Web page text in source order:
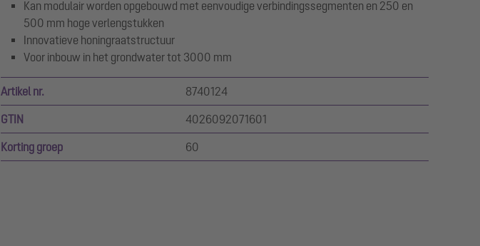
Kan modulair worden opgebouwd met eenvoudige verbindingssegmenten en 250 en
500 mm hoge verlengstukken
Innovatieve honingraatstructuur
Voor inbouw in het grondwater tot 3000 mm
Artikel nr. 8740124
GTIN 4026092071601
Korting groep 60